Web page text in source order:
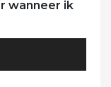
wanneer ik